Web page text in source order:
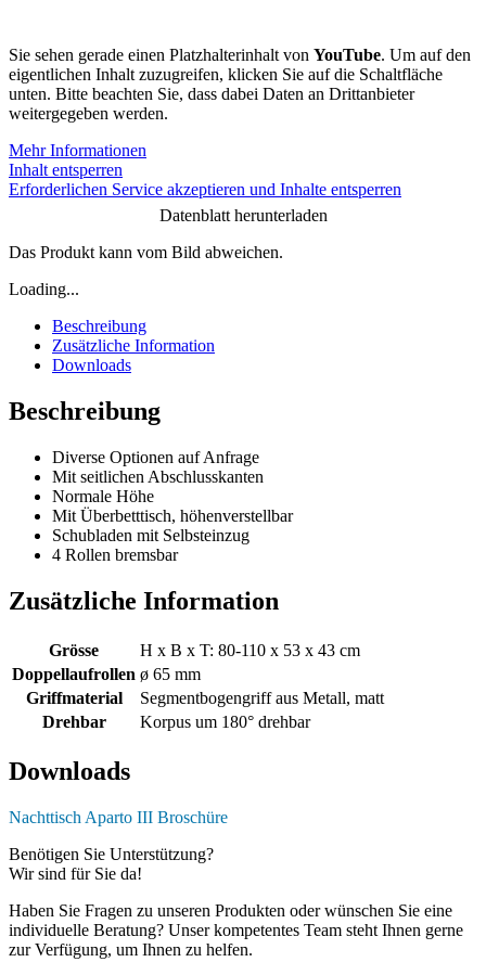
Sie sehen gerade einen Platzhalterinhalt von YouTube. Um auf den
eigentlichen Inhalt zuzugreifen, klicken Sie auf die Schaltfläche
unten. Bitte beachten Sie, dass dabei Daten an Drittanbieter
weitergegeben werden.
Mehr Informationen
Inhalt entsperren
Erforderlichen Service akzeptieren und Inhalte entsperren
Datenblatt herunterladen
Das Produkt kann vom Bild abweichen.
Loading...
Beschreibung
Zusätzliche Information
Downloads
Beschreibung
Diverse Optionen auf Anfrage
Mit seitlichen Abschlusskanten
Normale Höhe
Mit Überbetttisch, höhenverstellbar
Schubladen mit Selbsteinzug
4 Rollen bremsbar
Zusätzliche Information
Grösse
H x B x T: 80-110 x 53 x 43 cm
Doppellaufrollen ø 65 mm
Griffmaterial
Segmentbogengriff aus Metall, matt
Drehbar
Korpus um 180° drehbar
Downloads
Nachttisch Aparto III Broschüre
Benötigen Sie Unterstützung?
Wir sind für Sie da!
Haben Sie Fragen zu unseren Produkten oder wünschen Sie eine
individuelle Beratung? Unser kompetentes Team steht Ihnen gerne
zur Verfügung, um Ihnen zu helfen.